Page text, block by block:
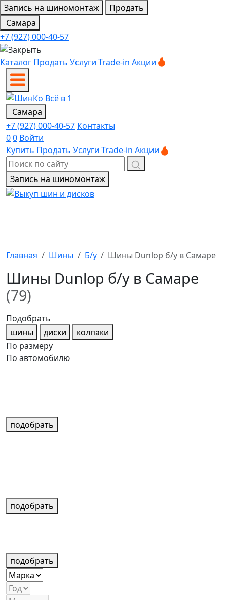
Запись на шиномонтаж
Продать
Самара
+7 (927) 000-40-57
Каталог Продать Услуги Trade-in Акции
Самара
+7 (927) 000-40-57 Контакты
00 Войти
Купить Продать Услуги Trade-in Акции
Запись на шиномонтаж
Главная Шины Б/у Шины Dunlop б/у в Самаре
Шины Dunlop б/у в Самаре
(79)
Подобрать
шины
диски
колпаки
По размеру
По автомобилю
подобрать
подобрать
подобрать